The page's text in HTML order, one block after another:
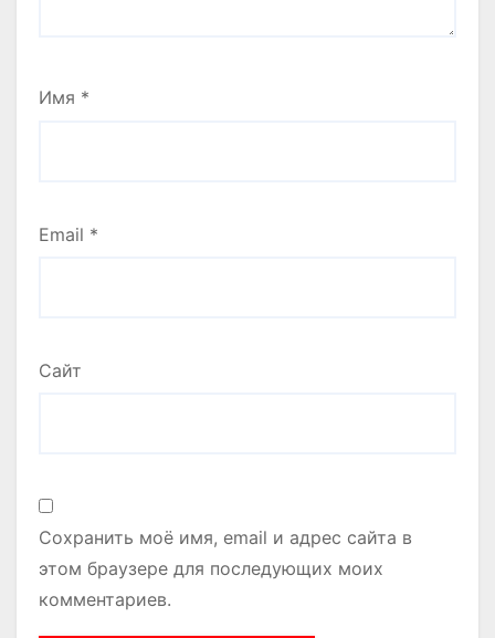
Имя *
Email *
Сайт
Сохранить моё имя, email и адрес сайта в
этом браузере для последующих моих
комментариев.